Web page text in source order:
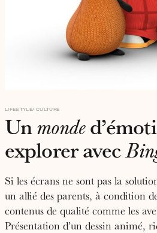
CULTURE
LIFESTYLE
Unmonde
explorer avec
Si les écrans ne sont pas la
un allié des parents, à condition
contenus de qualité comme les
Présentation d’un dessin animé,